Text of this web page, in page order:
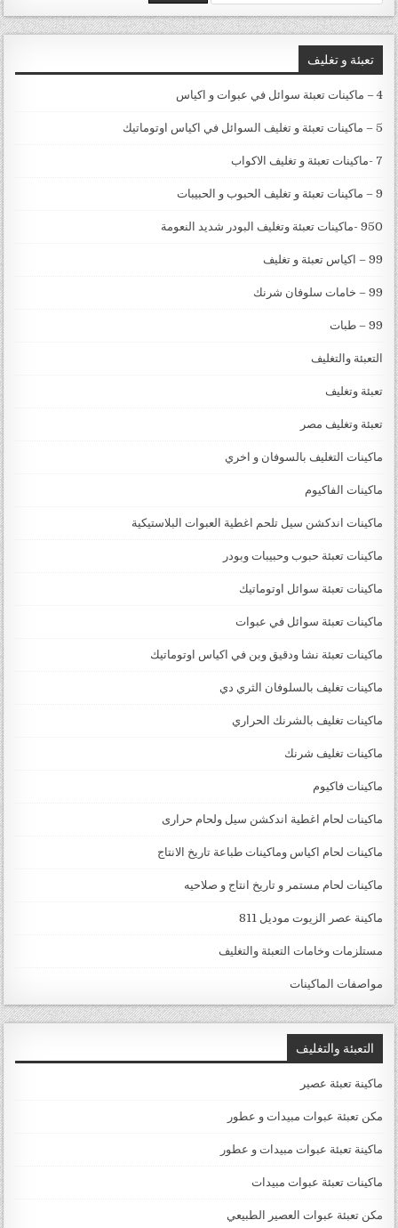
تعبئة و تغليف
4 – ماكينات تعبئة سوائل في عبوات و اكياس
5 – ماكينات تعبئة و تغليف السوائل في اكياس اوتوماتيك
7 -ماكينات تعبئة و تغليف الاكواب
9 – ماكينات تعبئة و تغليف الحبوب و الحبيبات
950 -ماكينات تعبئة وتغليف البودر شديد النعومة
99 – اكياس تعبئة و تغليف
99 – خامات سلوفان شرنك
99 – طبات
التعبئة والتغليف
تعبئة وتغليف
تعبئة وتغليف مصر
ماكينات التغليف بالسوفان و اخري
ماكينات الفاكيوم
ماكينات اندكشن سيل تلحم اغطية العبوات البلاستيكية
ماكينات تعبئة حبوب وحبيبات وبودر
ماكينات تعبئة سوائل اوتوماتيك
ماكينات تعبئة سوائل في عبوات
ماكينات تعبئة نشا ودقيق وبن في اكياس اوتوماتيك
ماكينات تغليف بالسلوفان الثري دي
ماكينات تغليف بالشرنك الحراري
ماكينات تغليف شرنك
ماكينات فاكيوم
ماكينات لحام اغطية اندكشن سيل ولحام حرارى
ماكينات لحام اكياس وماكينات طباعة تاريخ الانتاج
ماكينات لحام مستمر و تاريخ انتاج و صلاحيه
ماكينة عصر الزيوت موديل 811
مستلزمات وخامات التعبئة والتغليف
مواصفات الماكينات
التعبئة والتغليف
ماكينة تعبئة عصير
مكن تعبئة عبوات مبيدات و عطور
ماكينة تعبئة عبوات مبيدات و عطور
ماكينات تعبئة عبوات مبيدات
مكن تعبئة عبوات العصير الطبيعي